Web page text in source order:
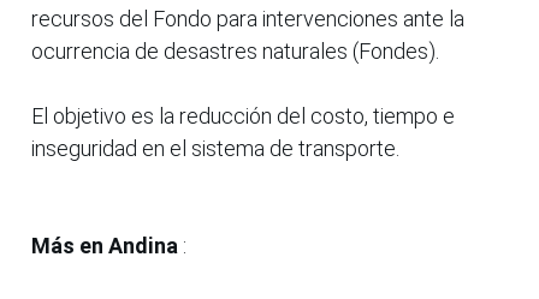
recursos del Fondo para intervenciones ante la
ocurrencia de desastres naturales (Fondes).
El objetivo es la reducción del costo, tiempo e
inseguridad en el sistema de transporte.
Más en Andina :